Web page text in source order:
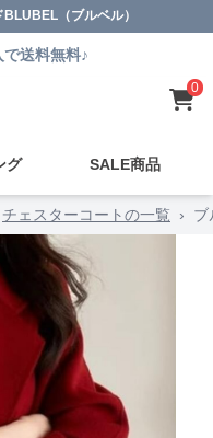
（ブルベル）
送料無料♪
0
グ SALE商品
チェスターコートの一覧 › ブ